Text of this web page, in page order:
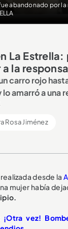
abandonado por la
La Estrella:
la
carro rojo
amarró a una
Rosa Jiménez
desde la
mujer había
¡Otra vez!